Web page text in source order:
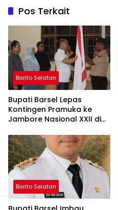
Pos Terkait
Barito Selatan
Bupati Barsel Lepas
Kontingen Pramuka ke
Jambore Nasional XXII di
Barito Selatan